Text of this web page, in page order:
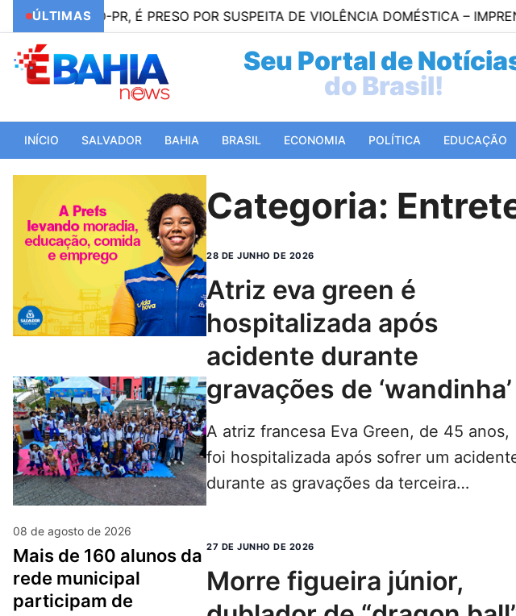
ÚLTIMAS
PR, É PRESO POR SUSPEITA DE VIOLÊNCIA DOMÉSTICA – IMPRENSA BAHIA
Seu Portal de
do Mundo!
INÍCIO SALVADOR BAHIA BRASIL ECONOMIA POLÍTICA EDUCAÇÃO
08 de agosto de 2026
mais de 160 alunos da
rede municipal
participam de
Categoria:
28 DE JUNHO DE 2026
atriz eva green é
hospitalizada após
acidente durante
gravações de ‘wandinha’
A atriz francesa Eva Green, de 45 anos,
foi hospitalizada após sofrer um
durante as gravações da terceira
27 DE JUNHO DE 2026
morre figueira júnior,